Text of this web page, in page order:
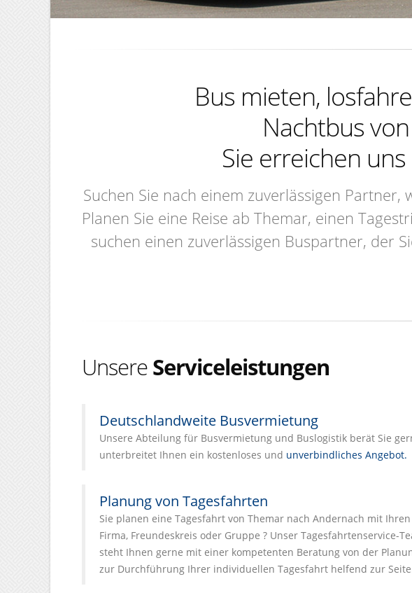
Bus mieten,
Nachtbus
Sie erreichen
Suchen Sie nach einem zuverlässigen
Planen Sie eine Reise ab Themar, einen
suchen einen zuverlässigen Buspartner, der
UnsereServiceleistungen
Deutschlandweite Busvermietung
Unsere Abteilung für Busvermietung und Buslogistik berät Sie
unterbreitet Ihnen ein kostenloses und unverbindliches Angebot.
Planung von Tagesfahrten
Sie planen eine Tagesfahrt von Themar nach Andernach mit
Firma, Freundeskreis oder Gruppe ? Unser Tagesfahrtenservice-
steht Ihnen gerne mit einer kompetenten Beratung von der
zur Durchführung Ihrer individuellen Tagesfahrt helfend zur